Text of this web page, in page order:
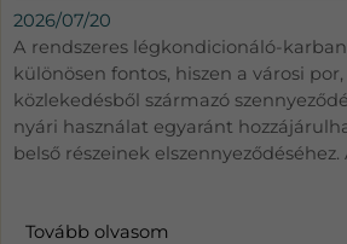
2026/07/20
A rendszeres légkondicionáló-
különösen fontos, hiszen a városi por,
közlekedésből származó
nyári használat egyaránt
belső részeinek elszennyeződéséhez.
Tovább olvasom